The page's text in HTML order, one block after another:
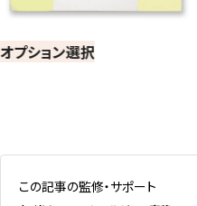
オプション選択
この記事の監修・サポート